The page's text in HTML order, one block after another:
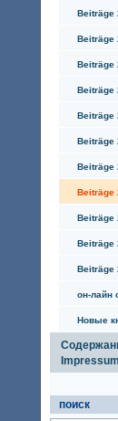
Beiträge
Beiträge
Beiträge
Beiträge
Beiträge
Beiträge
Beiträge
Beiträge
Beiträge
Beiträge
Beiträge
он-лайн
Hовые
Impressum
поиск